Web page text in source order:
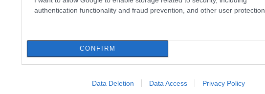
authentication functionality and fraud prevention, and other user protection.
CONFIRM
Data Deletion Data Access Privacy Policy